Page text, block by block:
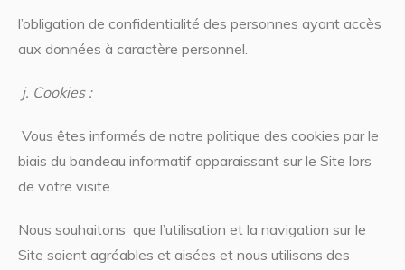
l’obligation de confidentialité des personnes ayant accès
aux données à caractère personnel.
j. Cookies :
Vous êtes informés de notre politique des cookies par le
biais du bandeau informatif apparaissant sur le Site lors
de votre visite.
Nous souhaitons que l’utilisation et la navigation sur le
Site soient agréables et aisées et nous utilisons des